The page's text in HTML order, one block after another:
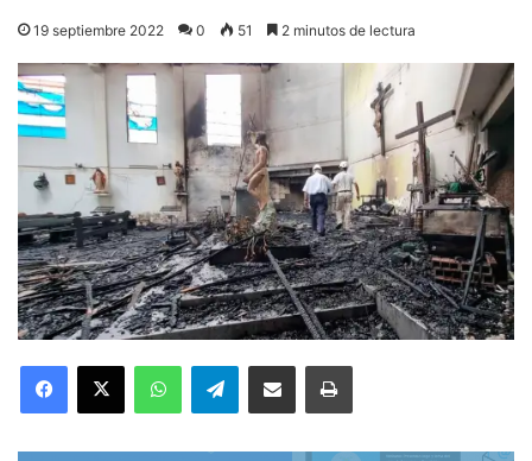
19 septiembre 2022 0 51 2 minutos de lectura
Facebook
X WhatsAppTelegramCompartir por correo electrónicoImprimir